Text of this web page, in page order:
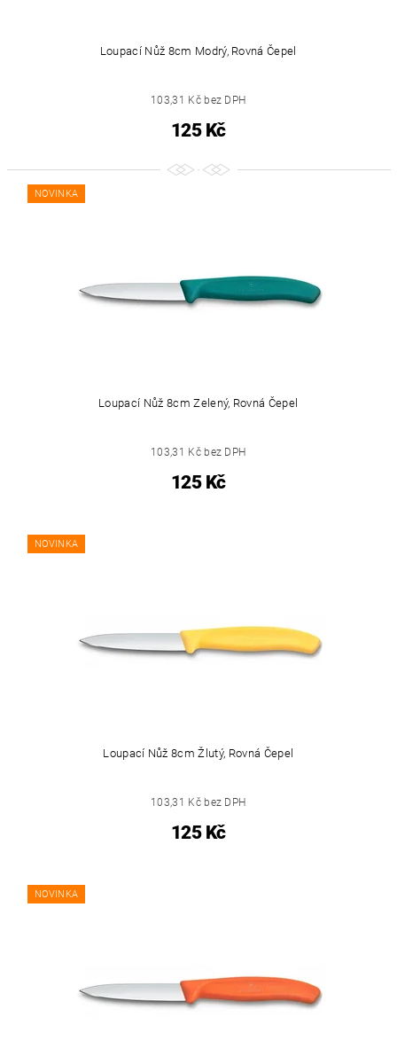
Loupací Nůž 8cm Modrý, Rovná Čepel
103,31 Kč bez DPH
125 Kč
NOVINKA
Loupací Nůž 8cm Zelený, Rovná Čepel
103,31 Kč bez DPH
125 Kč
NOVINKA
Loupací Nůž 8cm Žlutý, Rovná Čepel
103,31 Kč bez DPH
125 Kč
NOVINKA